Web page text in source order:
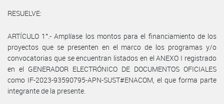
RESUELVE:
ARTÍCULO 1°.- Amplíase los montos para el financiamiento de los
proyectos que se presenten en el marco de los programas y/o
convocatorias que se encuentran listados en el ANEXO I registrado
en el GENERADOR ELECTRÓNICO DE DOCUMENTOS OFICIALES
como IF-2023-93590795-APN-SUST#ENACOM, el que forma parte
integrante de la presente.